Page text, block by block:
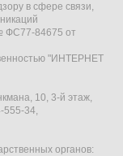
в сфере связи,
ФС77-84675 от
"ИНТЕРНЕТ
10, 3-й этаж,
555-34,
органов: